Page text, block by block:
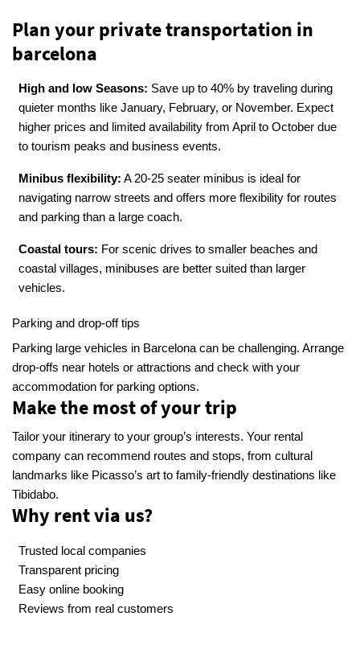
Plan your private transportation in
barcelona
High and low Seasons: Save up to 40% by traveling during
quieter months like January, February, or November. Expect
higher prices and limited availability from April to October due
to tourism peaks and business events.
Minibus flexibility: A 20-25 seater minibus is ideal for
navigating narrow streets and offers more flexibility for routes
and parking than a large coach.
Coastal tours: For scenic drives to smaller beaches and
coastal villages, minibuses are better suited than larger
vehicles.
Parking and drop-off tips
Parking large vehicles in Barcelona can be challenging. Arrange
drop-offs near hotels or attractions and check with your
accommodation for parking options.
Make the most of your trip
Tailor your itinerary to your group’s interests. Your rental
company can recommend routes and stops, from cultural
landmarks like Picasso’s art to family-friendly destinations like
Tibidabo.
Why rent via us?
Trusted local companies
Transparent pricing
Easy online booking
Reviews from real customers